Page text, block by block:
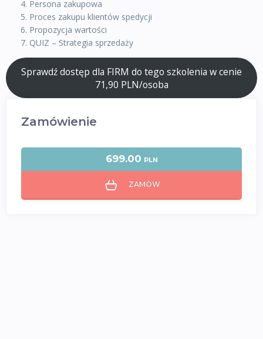
Persona zakupowa
Proces zakupu klientów spedycji
Propozycja wartości
QUIZ – Strategia sprzedaży
Sprawdź dostęp dla FIRM do tego szkolenia w cenie
71,90 PLN/osoba
Zamówienie
699.00 PLN
ZAMÓW